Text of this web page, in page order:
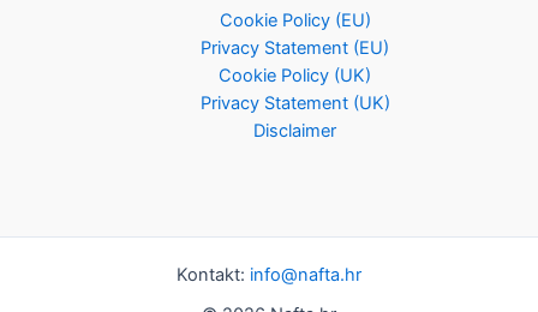
Cookie Policy (EU)
Privacy Statement (EU)
Cookie Policy (UK)
Privacy Statement (UK)
Disclaimer
Kontakt: info@nafta.hr